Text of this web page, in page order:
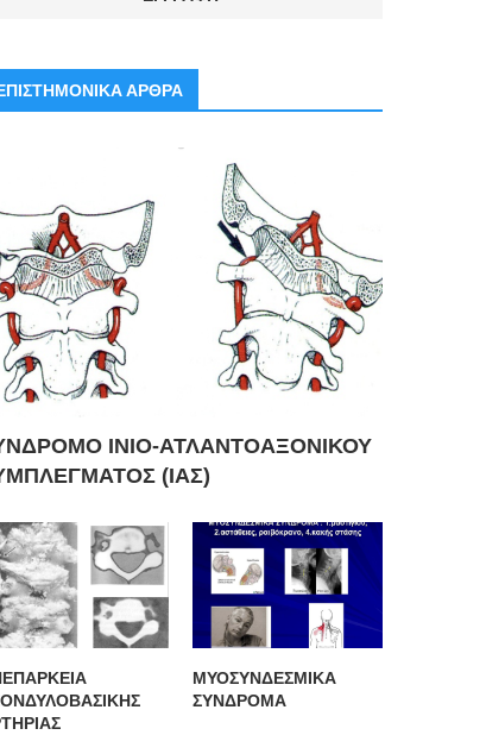
ΑΡΘΡΑ
ΙΝΙΟ-ΑΤΛΑΝΤΟΑΞΟΝΙΚΟΥ
(ΙΑΣ)
ΜΥΟΣΥΝΔΕΣΜΙΚΑ
ΣΥΝΔΡΟΜΑ